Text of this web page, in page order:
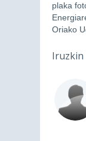
plaka
Oriako
Iruzkin